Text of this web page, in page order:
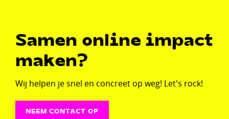
Samen online impact
maken?
Wij helpen je snel en concreet op weg! Let's rock!
NEEM CONTACT OP